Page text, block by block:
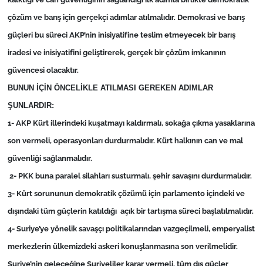
çözüm ve barış için gerçekçi adımlar atılmalıdır. Demokrasi ve barış
güçleri bu süreci AKP’nin inisiyatifine teslim etmeyecek bir barış
iradesi ve inisiyatifini geliştirerek, gerçek bir çözüm imkanının
güvencesi olacaktır.
BUNUN İÇİN ÖNCELİKLE ATILMASI GEREKEN ADIMLAR
ŞUNLARDIR:
1- AKP Kürt illerindeki kuşatmayı kaldırmalı, sokağa çıkma yasaklarına
son vermeli, operasyonları durdurmalıdır. Kürt halkının can ve mal
güvenliği sağlanmalıdır.
2- PKK buna paralel silahları susturmalı, şehir savaşını durdurmalıdır.
3- Kürt sorununun demokratik çözümü için parlamento içindeki ve
dışındaki tüm güçlerin katıldığı açık bir tartışma süreci başlatılmalıdır.
4- Suriye’ye yönelik savaşçı politikalarından vazgeçilmeli, emperyalist
merkezlerin ülkemizdeki askeri konuşlanmasına son verilmelidir.
Suriye’nin geleceğine Suriyeliler karar vermeli, tüm dış güçler